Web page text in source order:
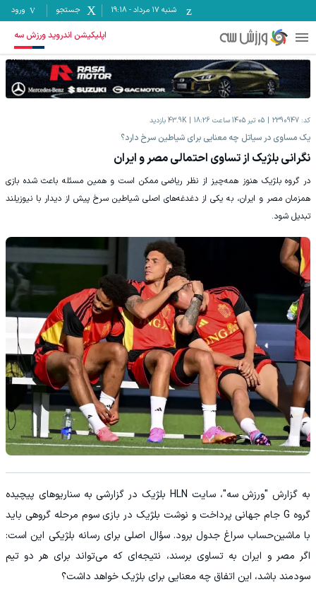
شنبه ۱۷ مرداد -
19:18 جستجو ورود
اپلیکیشن اندروید ورزش سه
کد: 2390947 05 تیر 1405 ساعت 18:26 43.9K بازدید
یک مساوی در سیاتل چه معنایی برای شیاطین سرخ دارد؟
نگرانی بلژیک از تساوی احتمالی مصر و ایران
در گروه بلژیک هنوز همه‌چیز از نظر ریاضی ممکن است و همین مسئله باعث شده بازی
همزمان مصر و ایران، به یکی از دغدغه‌های اصلی شیاطین سرخ پیش از دیدار با نیوزیلند
تبدیل شود.
به گزارش "ورزش سه"، سایت HLN بلژیک در گزارشی به سناریوهای پیچیده
گروه G جام جهانی پرداخت و نوشت بلژیک در بازی سوم مرحله گروهی باید
با ماشین‌حساب سراغ جدول برود. سؤال اصلی برای رسانه بلژیکی این است:
اگر مصر و ایران به تساوی برسند، نتیجه‌ای که می‌تواند برای هر دو تیم
سودمند باشد، این اتفاق چه معنایی برای بلژیک خواهد داشت؟